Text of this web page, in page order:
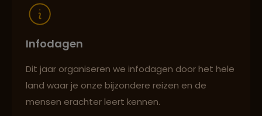
Infodagen
Dit jaar organiseren we infodagen door het hele
land waar je onze bijzondere reizen en de
mensen erachter leert kennen.